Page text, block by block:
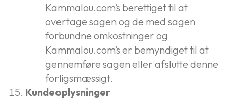
Kammalou.com’s berettiget til at
overtage sagen og de med sagen
forbundne omkostninger og
Kammalou.com’s er bemyndiget til at
gennemføre sagen eller afslutte denne
forligsmæssigt.
Kundeoplysninger